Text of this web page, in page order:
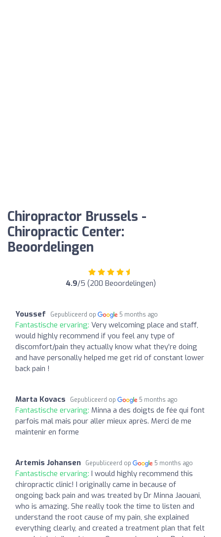
Chiropractor Brussels -
Chiropractic Center:
Beoordelingen
4.9/5 (200 Beoordelingen)
Youssef Gepubliceerd op 5 months ago
Fantastische ervaring: Very welcoming place and staff,
would highly recommend if you feel any type of
discomfort/pain they actually know what they’re doing
and have personally helped me get rid of constant lower
back pain !
Marta Kovacs Gepubliceerd op 5 months ago
Fantastische ervaring: Minna a des doigts de fée qui font
parfois mal mais pour aller mieux après. Merci de me
maintenir en forme
Artemis Johansen Gepubliceerd op 5 months ago
Fantastische ervaring: I would highly recommend this
chiropractic clinic! I originally came in because of
ongoing back pain and was treated by Dr Minna Jaouani,
who is amazing. She really took the time to listen and
understand the root cause of my pain, she explained
everything clearly, and created a treatment plan that felt